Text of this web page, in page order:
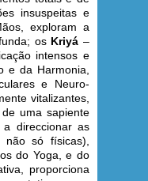
insuspeitas e
exploram a
os Kriyá–
intensos e
e da Harmonia,
e Neuro-
vitalizantes,
uma sapiente
direccionar as
só físicas),
do Yoga, e do
proporciona